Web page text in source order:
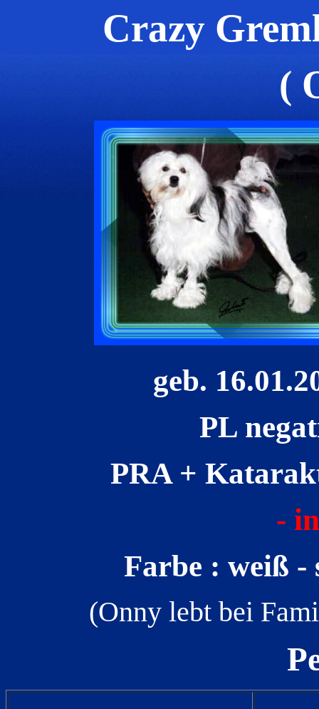
Crazy
(
geb.
PL
PRA +
-
Farbe : weiß -
(Onny lebt bei